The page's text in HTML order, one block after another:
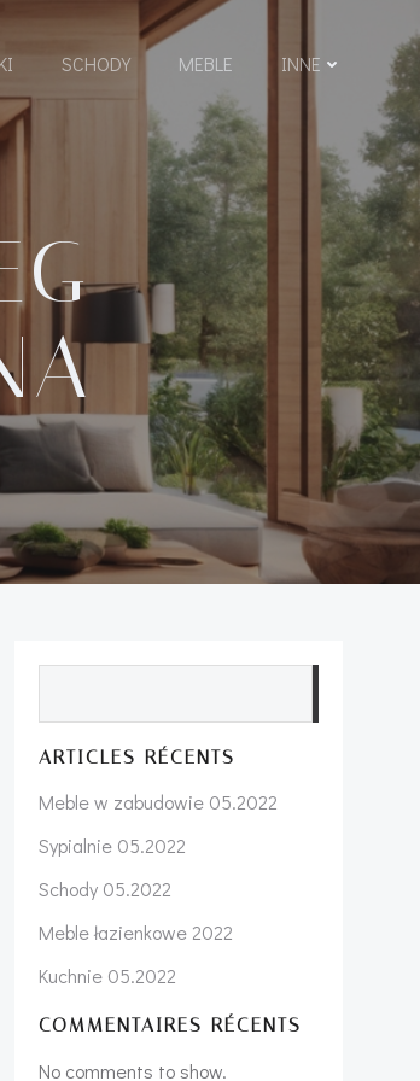
SCHODY MEBLE INNE
ARTICLES RÉCENTS
Meble w zabudowie 05.2022
Sypialnie 05.2022
Schody 05.2022
Meble łazienkowe 2022
Kuchnie 05.2022
COMMENTAIRES RÉCENTS
No comments to show.